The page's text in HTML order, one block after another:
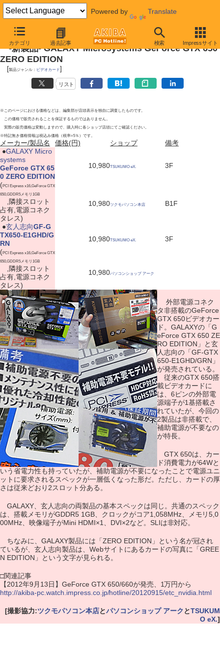
Powered by Translate
カテゴリ 過去記事 検索 Impressサイト
2012年10月27日
-新製品- GALAXY Microsystems GeForce GTX 650
ZERO EDITION
[製品ジャンル： ビデオカード]
リスト
※このページにおける価格などは、編集部が店頭表示を独自に調査したものです。
この価格で販売されることを保証するものではありません。
実際の販売価格は変動しますので、購入時に各ショップ店頭にてご確認ください。
※特記無き価格情報は税込み価格（税率=5％）です。
メーカー/製品名 価格(円) ショップ
備考
●GALAXY Micro
systems
GeForce GTX 65
0 ZERO EDITION
(PCI Express x16,GeForce GTX
650,GDDR5メモリ1GB
,隣接スロット
占有,電源コネク
タレス)
10,980TSUKUMO eX. 3F
10,980ツクモパソコン本店 B1F
●玄人志向GF-G
TX650-E1GHD/G
RN
(PCI Express x16,GeForce GTX
650,GDDR5メモリ1GB
,隣接スロット
占有,電源コネク
タレス)
10,980TSUKUMO eX. 3F
10,980パソコンショップ アーク
外部電源コネク
タ非搭載のGeForce
GTX 650ビデオカー
ド。GALAXYの「G
eForce GTX 650 ZE
RO EDITION」と玄
人志向の「GF-GTX
650-E1GHD/GRN」
が発売されている。
従来のGTX 650搭
載ビデオカードに
は、6ピンの外部電
源端子が1基搭載さ
れていたが、今回の
2製品は非搭載で、
補助電源が不要なの
が特長。
GTX 650は、カー
ド消費電力が64Wと
いう省電力性も持っていたが、補助電源が不要になったことで電源ユニ
ットに要求されるスペックが一層低くなった形だ。ただし、カードの厚
さは従来どおり2スロット分ある。
GALAXY、玄人志向の両製品の基本スペックは同じ。共通のスペック
は、搭載メモリがGDDR5 1GB、クロックがコア1,058MHz、メモリ5,0
00MHz、映像端子がMini HDMI×1、DVI×2など。SLIは非対応。
ちなみに、GALAXY製品には「ZERO EDITION」という名が冠され
ているが、玄人志向製品は、Webサイトにあるカードの写真に「GREE
N EDITION」という文字が見られる。
□関連記事
【2012年9月13日】GeForce GTX 650/660が発売、1万円から
http://akiba-pc.watch.impress.co.jp/hotline/20120915/etc_nvidia.html
[撮影協力:ツクモパソコン本店とパソコンショップ アーク とTSUKUM
O eX.]